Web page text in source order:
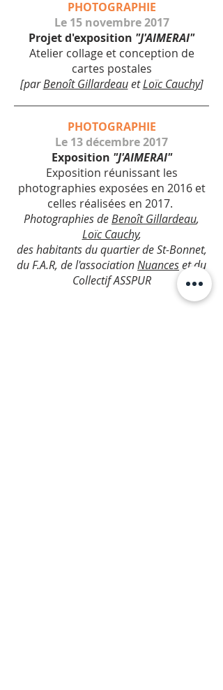
PHOTOGRAPHIE
Le 15 novembre 2017
Projet d'exposition "J'AIMERAI"
Atelier collage et conception de
cartes postales
[parBenoît GillardeauetLoïc Cauchy]
PHOTOGRAPHIE
Le 13 décembre 2017
Exposition "J'AIMERAI"
Exposition réunissant les
photographies exposées en 2016 et
celles réalisées en 2017.
Photographies deBenoît Gillardeau,
Loïc Cauchy,
des habitants du quartier de St-Bonnet,
du F.A.R, de l'associationNuanceset du
Collectif ASSPUR